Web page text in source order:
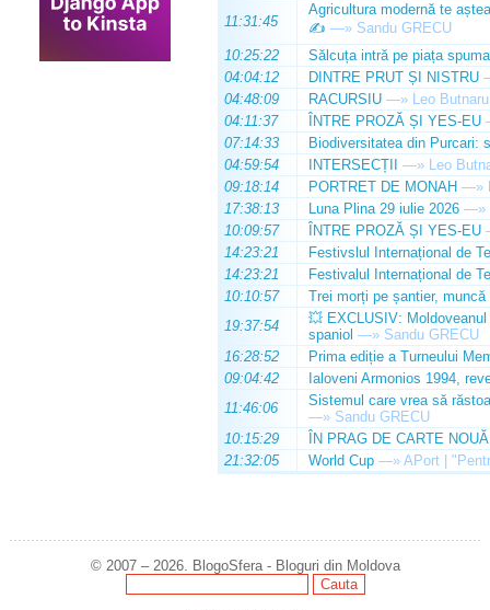
11:31:45
Agricultura modernă te
✍️ —» Sandu GRECU
10:25:22
Sălcuța intră pe piața
04:04:12
DINTRE PRUT ȘI NISTRU
04:48:09
RACURSIU —» Leo Butnaru
04:11:37
ÎNTRE PROZĂ ȘI YES-EU
07:14:33
Biodiversitatea din Purcari:
04:59:54
INTERSECȚII —» Leo
09:18:14
PORTRET DE MONAH —»
17:38:13
Luna Plina 29 iulie 2026 —»
10:09:57
ÎNTRE PROZĂ ȘI YES-EU
14:23:21
Festivslul Internațional de
14:23:21
Festivalul Internațional de
10:10:57
Trei morți pe șantier, muncă
19:37:54
💥 EXCLUSIV:
spaniol —» Sandu GRECU
16:28:52
Prima ediție a Turneului
09:04:42
Ialoveni Armonios 1994,
11:46:06
Sistemul care vrea să
—» Sandu GRECU
10:15:29
ÎN PRAG DE CARTE NOUĂ
21:32:05
World Cup —» APort |
© 2007 – 2026. BlogoSfera - Bloguri din Moldova